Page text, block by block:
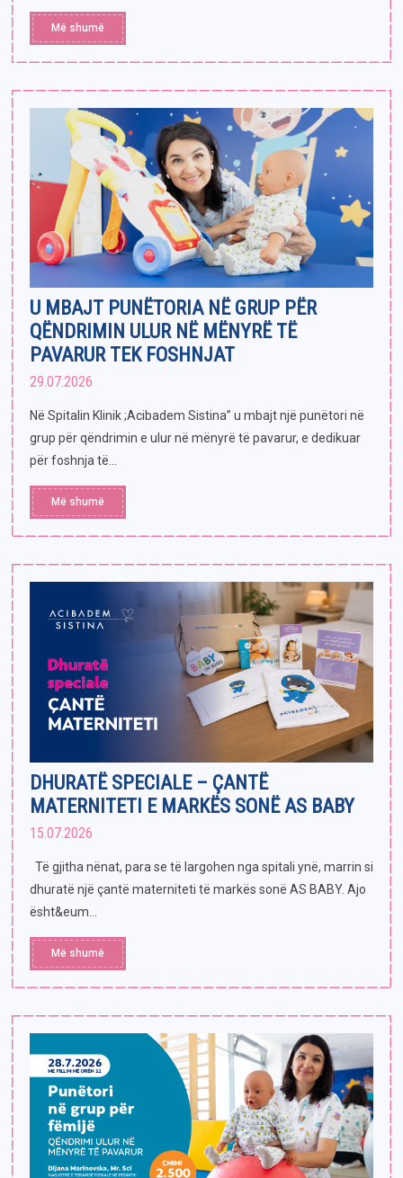
Më shumë
U MBAJT PUNËTORIA NË GRUP PËR
QËNDRIMIN ULUR NË MËNYRË TË
PAVARUR TEK FOSHNJAT
29.07.2026
Në Spitalin Klinik ;Acibadem Sistina” u mbajt një punëtori në
grup për qëndrimin e ulur në mënyrë të pavarur, e dedikuar
për foshnja të...
Më shumë
DHURATË SPECIALE – ÇANTË
MATERNITETI E MARKËS SONË AS BABY
15.07.2026
Të gjitha nënat, para se të largohen nga spitali ynë, marrin si
dhuratë një çantë materniteti të markës sonë AS BABY. Ajo
ësht&eum...
Më shumë